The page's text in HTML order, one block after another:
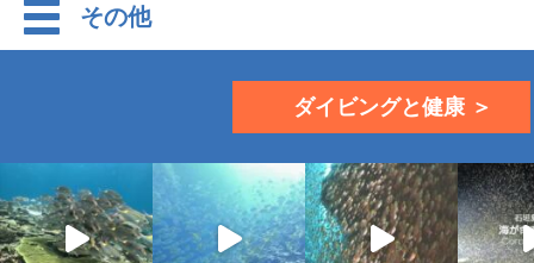
その他
ダイビングと健康 ＞